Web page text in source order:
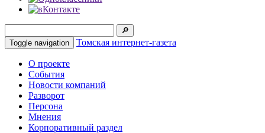
Toggle navigation Томская интернет-газета
О проекте
События
Новости компаний
Разворот
Персона
Мнения
Корпоративный раздел